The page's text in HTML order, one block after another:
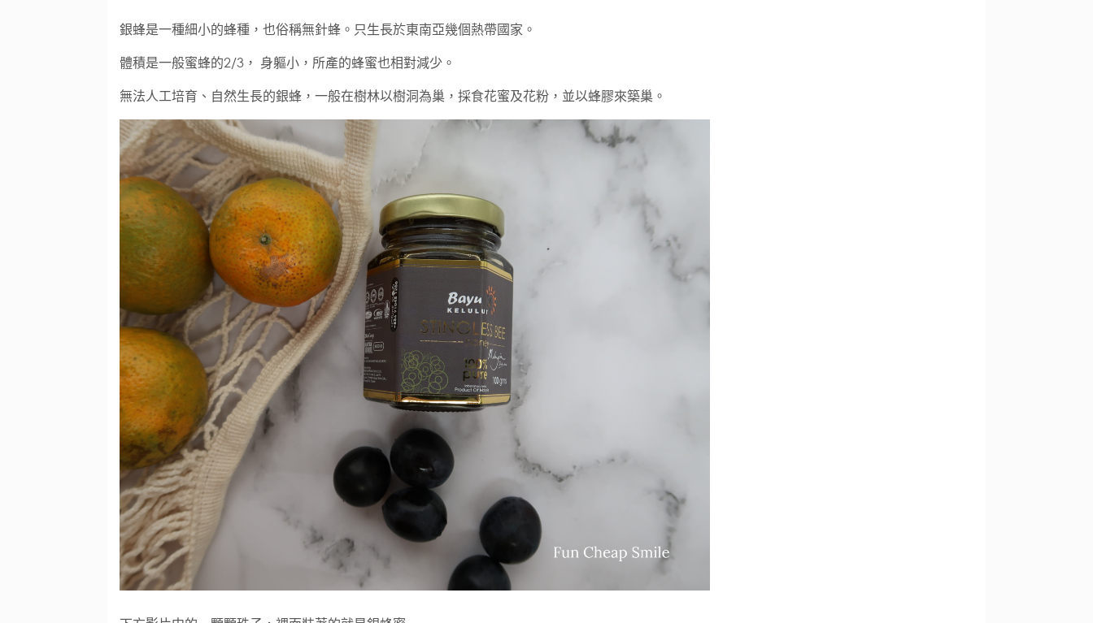
銀蜂是一種細小的蜂種，也俗稱無針蜂。只生長於東南亞幾個熱帶國家。
體積是一般蜜蜂的2/3， 身軀小，所產的蜂蜜也相對減少。
無法人工培育、自然生長的銀蜂，一般在樹林以樹洞為巢，採食花蜜及花粉，並以蜂膠來築巢。